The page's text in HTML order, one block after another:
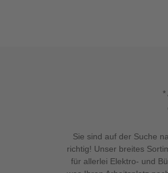
*
Sie sind auf der Suche
richtig! Unser breites
für allerlei Elektro- und